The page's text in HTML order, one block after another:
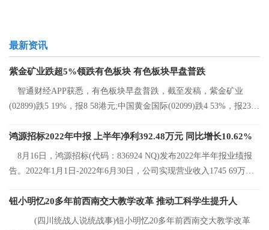
最新资讯
紫金矿业跌超5%领跌有色板块 有色板块早盘普跌
智通财经APP获悉，有色板块早盘普跌，截至发稿，紫金矿业
(02899)跌5 19%，报8 58港元;中国黄金国际(02099)跌4 53%，报23 2
鸿源招标2022年中报 上半年净利392.48万元 同比增长10.62%
8月16日，鸿源招标(代码：836924 NQ)发布2022年半年报业绩报
告。2022年1月1日-2022年6月30日，公司实现营业收入1745 69万
钮小明忆20多年前西南交大教学改革 推动工科学生提升人
(四川统战人说统战事)钮小明忆20多年前西南交大教学改革